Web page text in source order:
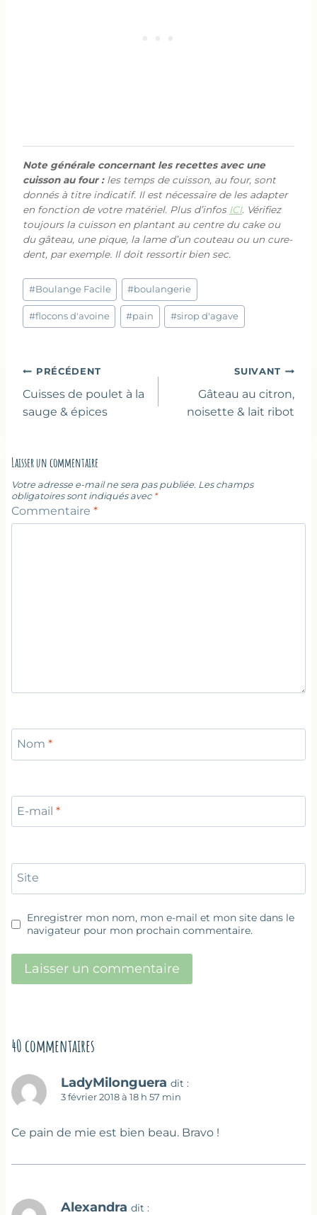
Note générale concernant les recettes avec une
cuisson au four :les temps de cuisson, au four, sont
donnés à titre indicatif. Il est nécessaire de les adapter
en fonction de votre matériel. Plus d’infos ICI. Vérifiez
toujours la cuisson en plantant au centre du cake ou
du gâteau, une pique, la lame d’un couteau ou un cure-
dent, par exemple. Il doit ressortir bien sec.
Étiquettes
de
la
#Boulange Facile #boulangerie
#flocons d'avoine #pain #sirop d'agave
Navigation
de
l’article
PRÉCÉDENT
Cuisses de poulet à la
sauge & épices
SUIVANT
Gâteau au citron,
noisette & lait ribot
Laisser un commentaire
Votre adresse e-mail ne sera pas publiée. Les champs
obligatoires sont indiqués avec *
Commentaire *
Nom *
E-mail *
Site
Enregistrer mon nom, mon e-mail et mon site dans le
navigateur pour mon prochain commentaire.
40 commentaires
LadyMilonguera dit :
3 février 2018 à 18 h 57 min
Ce pain de mie est bien beau. Bravo !
Alexandra dit :